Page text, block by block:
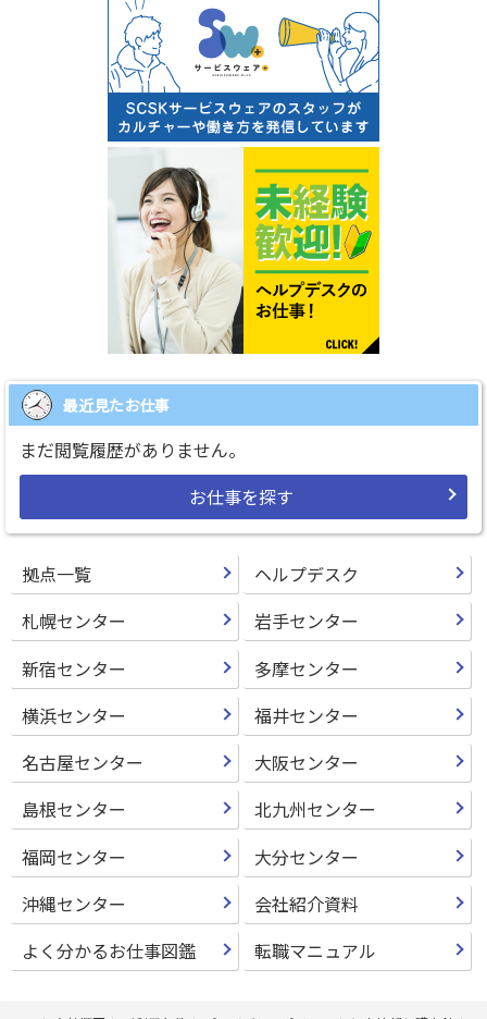
最近見たお仕事
まだ閲覧履歴がありません。
お仕事を探す
拠点一覧
ヘルプデスク
札幌センター
岩手センター
新宿センター
多摩センター
横浜センター
福井センター
名古屋センター
大阪センター
島根センター
北九州センター
福岡センター
大分センター
沖縄センター
会社紹介資料
よく分かるお仕事図鑑
転職マニュアル